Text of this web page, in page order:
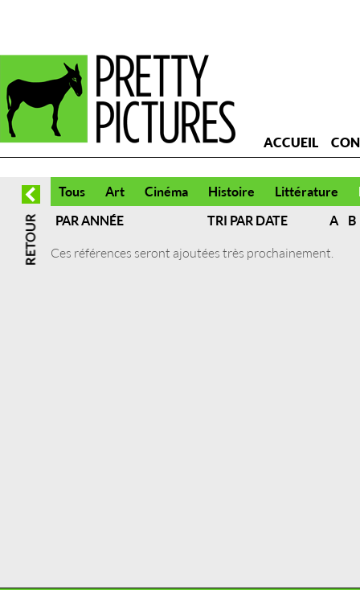
ACCUEIL
Tous Art Cinéma Histoire Littérature
PAR ANNÉE
TRI PAR DATE A
B
Ces références seront ajoutées très prochainement.